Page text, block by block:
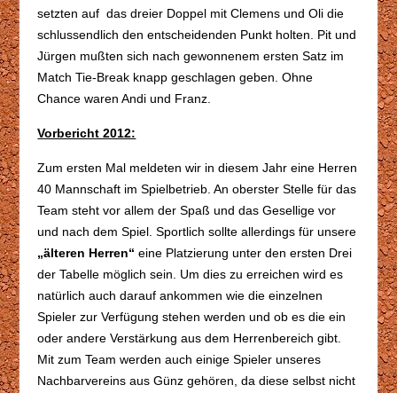
setzten auf das dreier Doppel mit Clemens und Oli die
schlussendlich den entscheidenden Punkt holten. Pit und
Jürgen mußten sich nach gewonnenem ersten Satz im
Match Tie-Break knapp geschlagen geben. Ohne
Chance waren Andi und Franz.
Vorbericht 2012:
Zum ersten Mal meldeten wir in diesem Jahr eine Herren
40 Mannschaft im Spielbetrieb. An oberster Stelle für das
Team steht vor allem der Spaß und das Gesellige vor
und nach dem Spiel. Sportlich sollte allerdings für unsere
„älteren Herren“ eine Platzierung unter den ersten Drei
der Tabelle möglich sein. Um dies zu erreichen wird es
natürlich auch darauf ankommen wie die einzelnen
Spieler zur Verfügung stehen werden und ob es die ein
oder andere Verstärkung aus dem Herrenbereich gibt.
Mit zum Team werden auch einige Spieler unseres
Nachbarvereins aus Günz gehören, da diese selbst nicht